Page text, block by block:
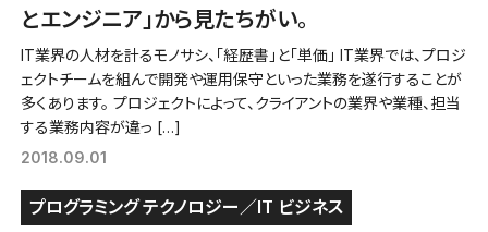
とエンジニア」から見たちがい。
IT業界の人材を計るモノサシ、「経歴書」と「単価」 IT業界では、プロジ
ェクトチームを組んで開発や運用保守といった業務を遂行することが
多くあります。 プロジェクトによって、クライアントの業界や業種、担当
する業務内容が違っ […]
2018.09.01
プログラミング テクノロジー／IT ビジネス